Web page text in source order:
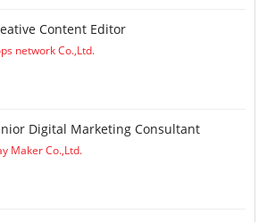
Content Editor
network Co.,Ltd.
Digital Marketing Consultant
Maker Co.,Ltd.